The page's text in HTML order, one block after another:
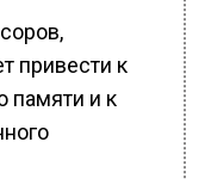
привести к
памяти и к